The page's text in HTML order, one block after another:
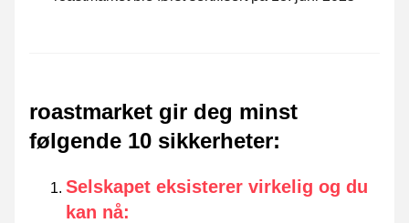
roastmarket gir deg minst
følgende 10 sikkerheter:
Selskapet eksisterer virkelig og du
kan nå: